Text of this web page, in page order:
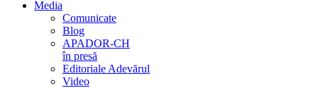
Media
Comunicate
Blog
APADOR-CH
în presă
Editoriale Adevărul
Video